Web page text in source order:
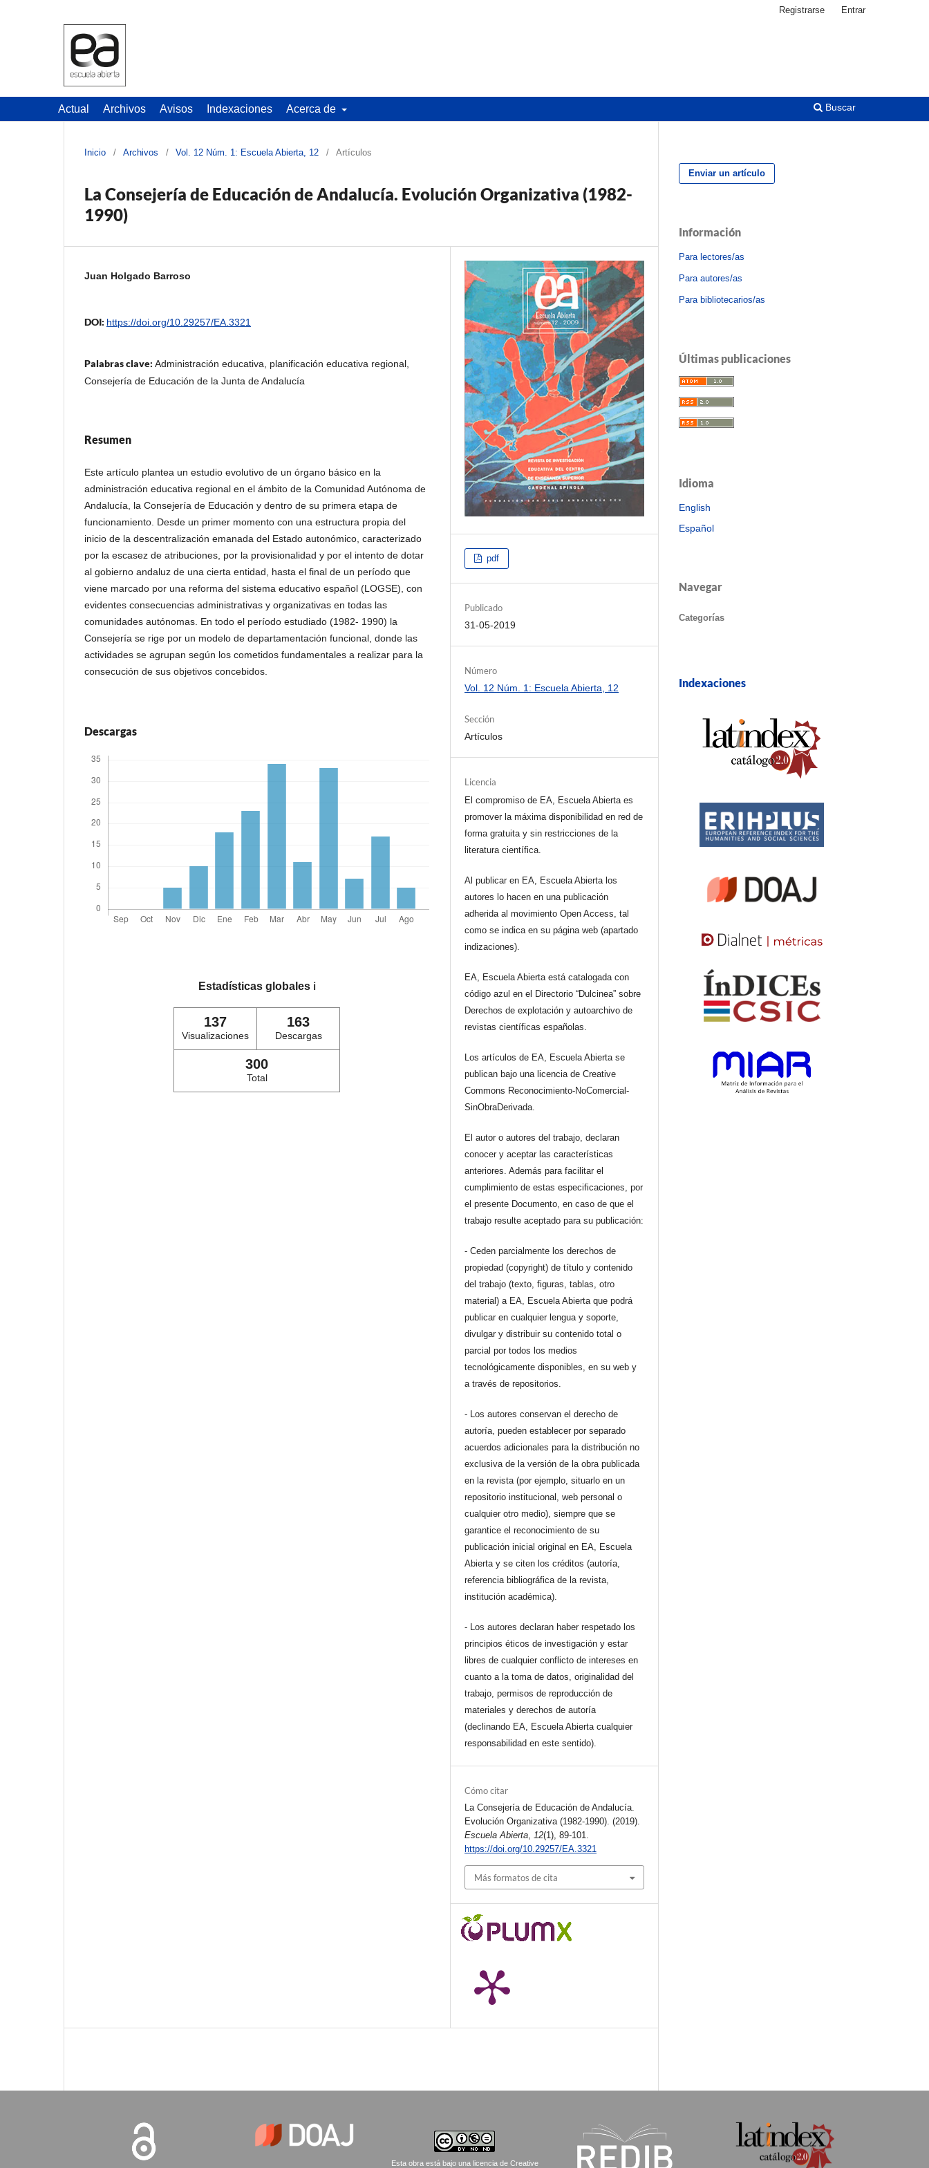
Actual Archivos Avisos Indexaciones Acerca de Buscar
Registrarse Entrar
Inicio / Archivos / Vol. 12 Núm. 1: Escuela Abierta, 12 / Artículos
La Consejería de Educación de Andalucía. Evolución Organizativa (1982-
1990)
Juan Holgado Barroso
DOI: https://doi.org/10.29257/EA.3321
Palabras clave: Administración educativa, planificación educativa regional,
Consejería de Educación de la Junta de Andalucía
Resumen
Este artículo plantea un estudio evolutivo de un órgano básico en la
administración educativa regional en el ámbito de la Comunidad Autónoma de
Andalucía, la Consejería de Educación y dentro de su primera etapa de
funcionamiento. Desde un primer momento con una estructura propia del
inicio de la descentralización emanada del Estado autonómico, caracterizado
por la escasez de atribuciones, por la provisionalidad y por el intento de dotar
al gobierno andaluz de una cierta entidad, hasta el final de un período que
viene marcado por una reforma del sistema educativo español (LOGSE), con
evidentes consecuencias administrativas y organizativas en todas las
comunidades autónomas. En todo el período estudiado (1982- 1990) la
Consejería se rige por un modelo de departamentación funcional, donde las
actividades se agrupan según los cometidos fundamentales a realizar para la
consecución de sus objetivos concebidos.
Descargas
Estadísticas globales ℹ️
137
Visualizaciones
163
Descargas
300
Total
pdf
Publicado
31-05-2019
Número
Vol. 12 Núm. 1: Escuela Abierta, 12
Sección
Artículos
Licencia
El compromiso de EA, Escuela Abierta es
promover la máxima disponibilidad en red de
forma gratuita y sin restricciones de la
literatura científica.
Al publicar en EA, Escuela Abierta los
autores lo hacen en una publicación
adherida al movimiento Open Access, tal
como se indica en su página web (apartado
indizaciones).
EA, Escuela Abierta está catalogada con
código azul en el Directorio “Dulcinea” sobre
Derechos de explotación y autoarchivo de
revistas científicas españolas.
Los artículos de EA, Escuela Abierta se
publican bajo una licencia de Creative
Commons Reconocimiento-NoComercial-
SinObraDerivada.
El autor o autores del trabajo, declaran
conocer y aceptar las características
anteriores. Además para facilitar el
cumplimiento de estas especificaciones, por
el presente Documento, en caso de que el
trabajo resulte aceptado para su publicación:
- Ceden parcialmente los derechos de
propiedad (copyright) de título y contenido
del trabajo (texto, figuras, tablas, otro
material) a EA, Escuela Abierta que podrá
publicar en cualquier lengua y soporte,
divulgar y distribuir su contenido total o
parcial por todos los medios
tecnológicamente disponibles, en su web y
a través de repositorios.
- Los autores conservan el derecho de
autoría, pueden establecer por separado
acuerdos adicionales para la distribución no
exclusiva de la versión de la obra publicada
en la revista (por ejemplo, situarlo en un
repositorio institucional, web personal o
cualquier otro medio), siempre que se
garantice el reconocimiento de su
publicación inicial original en EA, Escuela
Abierta y se citen los créditos (autoría,
referencia bibliográfica de la revista,
institución académica).
- Los autores declaran haber respetado los
principios éticos de investigación y estar
libres de cualquier conflicto de intereses en
cuanto a la toma de datos, originalidad del
trabajo, permisos de reproducción de
materiales y derechos de autoría
(declinando EA, Escuela Abierta cualquier
responsabilidad en este sentido).
Cómo citar
La Consejería de Educación de Andalucía.
Evolución Organizativa (1982-1990). (2019).
Escuela Abierta,12(1), 89-101.
https://doi.org/10.29257/EA.3321
Más formatos de cita
Enviar un artículo
Información
Para lectores/as
Para autores/as
Para bibliotecarios/as
Últimas publicaciones
Idioma
English
Español
Navegar
Categorías
Indexaciones
Esta obra está bajo una licencia de Creative